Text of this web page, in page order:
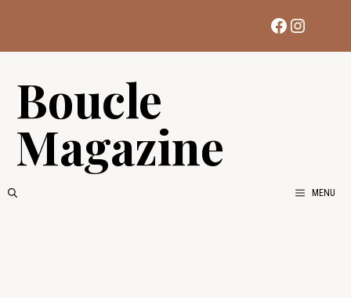
contenu
Facebook
Boucle
Magazine
MENU